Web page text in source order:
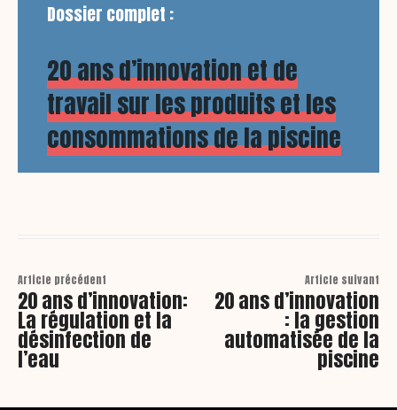
Dossier complet :
20 ans d’innovation et de
travail sur les produits et les
consommations de la piscine
Article précédent
20 ans d’innovation:
La régulation et la
désinfection de
l’eau
Article suivant
20 ans d’innovation
: la gestion
automatisée de la
piscine